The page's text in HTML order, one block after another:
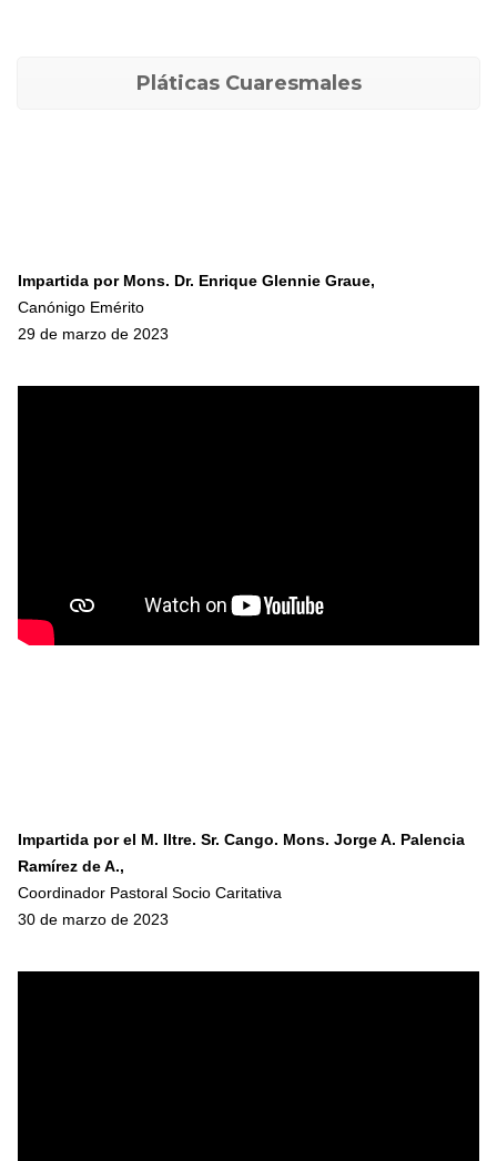
Pláticas Cuaresmales
Impartida por Mons. Dr. Enrique Glennie Graue,
Canónigo Emérito
29 de marzo de 2023
Impartida por el M. Iltre. Sr. Cango. Mons. Jorge A. Palencia
Ramírez de A.,
Coordinador Pastoral Socio Caritativa
30 de marzo de 2023